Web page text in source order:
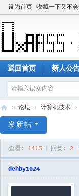
设为首页 收藏一下又不会
返回首页 新人公
术
» 论坛 › 计算机技术 ›
发新帖
查看: 1415 回复: 2
dehby1024